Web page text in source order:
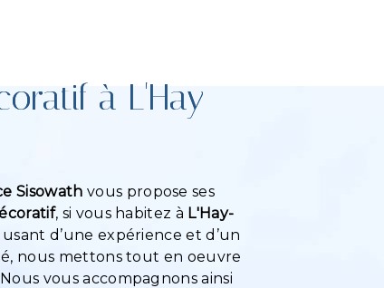
à L'Hay-
Sisowath vous propose ses
, si vous habitez à L'Hay-
d’une expérience et d’un
nous mettons tout en oeuvre
vous accompagnons ainsi